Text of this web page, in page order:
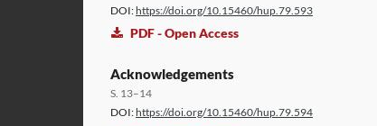
DOI:https://doi.org/10.15460/hup.79.593
PDF - Open Access
Acknowledgements
S. 13–14
DOI:https://doi.org/10.15460/hup.79.594